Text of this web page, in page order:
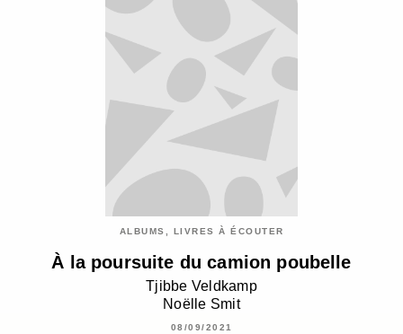
ALBUMS, LIVRES À ÉCOUTER
À la poursuite du camion poubelle
Tjibbe Veldkamp
Noëlle Smit
08/09/2021